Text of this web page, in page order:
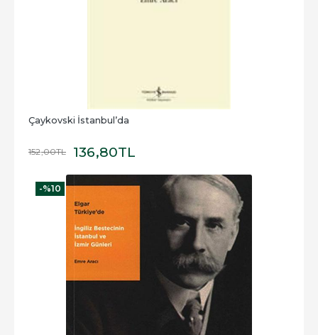
Çaykovski İstanbul’da
152,00TL 136,80TL
-%10